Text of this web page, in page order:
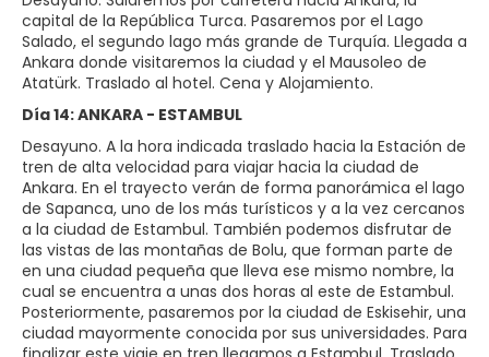
capital de la República Turca. Pasaremos por el Lago
Salado, el segundo lago más grande de Turquía. Llegada a
Ankara donde visitaremos la ciudad y el Mausoleo de
Atatürk. Traslado al hotel. Cena y Alojamiento.
Día 14: ANKARA - ESTAMBUL
Desayuno. A la hora indicada traslado hacia la Estación de
tren de alta velocidad para viajar hacia la ciudad de
Ankara. En el trayecto verán de forma panorámica el lago
de Sapanca, uno de los más turísticos y a la vez cercanos
a la ciudad de Estambul. También podemos disfrutar de
las vistas de las montañas de Bolu, que forman parte de
en una ciudad pequeña que lleva ese mismo nombre, la
cual se encuentra a unas dos horas al este de Estambul.
Posteriormente, pasaremos por la ciudad de Eskisehir, una
ciudad mayormente conocida por sus universidades. Para